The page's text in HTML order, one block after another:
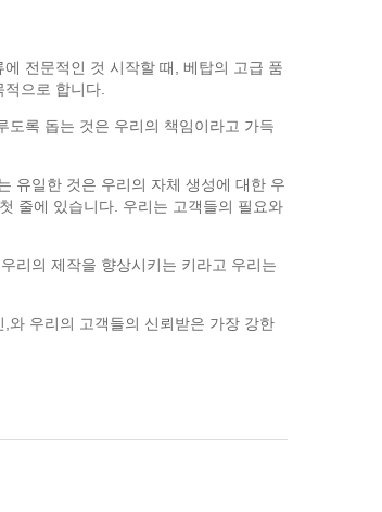
전문적인 것 시작할 때, 베탑의 고급 품
으로 합니다.
록 돕는 것은 우리의 책임이라고 가득
유일한 것은 우리의 자체 생성에 대한 우
줄에 있습니다. 우리는 고객들의 필요와
리의 제작을 향상시키는 키라고 우리는
와 우리의 고객들의 신뢰받은 가장 강한